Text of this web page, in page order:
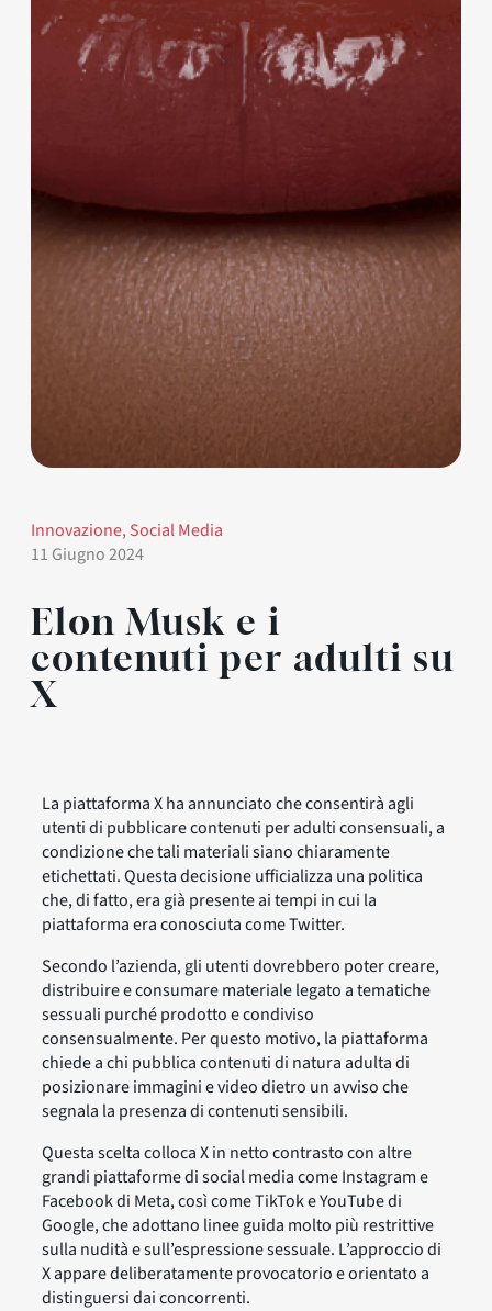
Innovazione, Social Media
11 Giugno 2024
Elon Musk e i
contenuti per adulti su
X
La piattaforma X ha annunciato che consentirà agli
utenti di pubblicare contenuti per adulti consensuali, a
condizione che tali materiali siano chiaramente
etichettati. Questa decisione ufficializza una politica
che, di fatto, era già presente ai tempi in cui la
piattaforma era conosciuta come Twitter.
Secondo l’azienda, gli utenti dovrebbero poter creare,
distribuire e consumare materiale legato a tematiche
sessuali purché prodotto e condiviso
consensualmente. Per questo motivo, la piattaforma
chiede a chi pubblica contenuti di natura adulta di
posizionare immagini e video dietro un avviso che
segnala la presenza di contenuti sensibili.
Questa scelta colloca X in netto contrasto con altre
grandi piattaforme di social media come Instagram e
Facebook di Meta, così come TikTok e YouTube di
Google, che adottano linee guida molto più restrittive
sulla nudità e sull’espressione sessuale. L’approccio di
X appare deliberatamente provocatorio e orientato a
distinguersi dai concorrenti.